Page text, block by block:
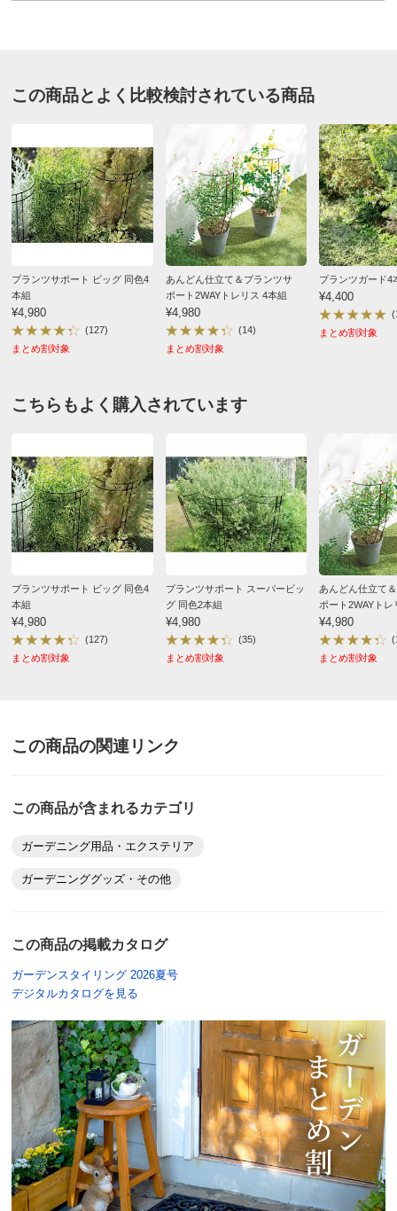
貴重なコメントも頂戴しまして、重ねて感謝致しま
より喜んでいただける商品の開発に努めてまいりま
すので、今後ともガーデンスタイリングを宜しくお
願い致します。
ブラック
アンビリーバボーという向日葵が広がってきて、コレを
使いました。３本程立てて、収まりました。
2022/10/30
商品担当者より
この度は、ガーデンスタイリングにてご購入いただ
き誠にありがとうございます。
面白い名前のひまわりですね！素敵なお庭づくりに
今後ともディノスガーデンをよろしくお願いいたし
ます。
ミニは紫陽花の根元にぴったりです
グリーン
く、とても便利。
さらに３セット注文中。
商品担当者より
リピートでご購入頂きまして誠にありがとうござい
ます。
商品を気に入っていただけたとお聞きして、スタッ
フ一同大変うれしい思いでございます。
今後ともご愛顧いただきますよう、ディノスガーデ
この商品とよく比較検討されている商品
プランツサポート ビッグ 同色4
本組
¥4,980
(127)
まとめ割対象
あんどん仕立て＆プランツサ
ポート2WAYトレリス 4本組
¥4,980
(14)
まとめ割対象
プランツガード4
¥4,400
まとめ割対象
こちらもよく購入されています
プランツサポート ビッグ 同色4
本組
¥4,980
(127)
まとめ割対象
プランツサポート スーパービッ
グ 同色2本組
¥4,980
(35)
まとめ割対象
あんどん仕立て
ポート2WAYトレ
¥4,980
まとめ割対象
この商品の関連リンク
この商品が含まれるカテゴリ
ガーデニング用品・エクステリア
ガーデニンググッズ・その他
この商品の掲載カタログ
ガーデンスタイリング 2026夏号
デジタルカタログを見る